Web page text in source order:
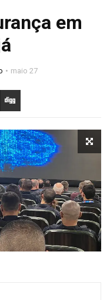
em
maio 27